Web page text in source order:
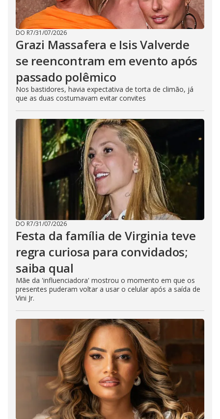
DO R7/31/07/2026
Grazi Massafera e Isis Valverde
se reencontram em evento após
passado polêmico
Nos bastidores, havia expectativa de torta de climão, já
que as duas costumavam evitar convites
DO R7/31/07/2026
Festa da família de Virginia teve
regra curiosa para convidados;
saiba qual
Mãe da 'influenciadora' mostrou o momento em que os
presentes puderam voltar a usar o celular após a saída de
Vini Jr.